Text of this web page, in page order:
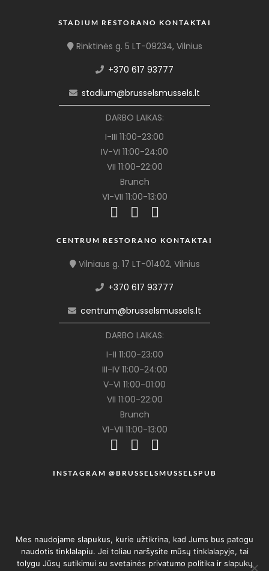
STADIUM RESTORANO KONTAKTAI
Rinktinės g. 5 LT-09234, Vilnius
+370 617 93777
stadium@brusselsmussels.lt
DARBO LAIKAS:
I-III 11:00-23:00
IV-VI 11:00-24:00
VII 11:00-22:00
Brunch
VI-VII 11:00-13:00
CENTRUM RESTORANO KONTAKTAI
Vilniaus g. 17 LT-01402, Vilnius
+370 617 93777
centrum@brusselsmussels.lt
DARBO LAIKAS:
I-II 11:00-23:00
III-IV 11:00-24:00
V-VI 11:00-01:00
VII 11:00-22:00
Brunch
VI-VII 11:00-13:00
INSTAGRAM @BRUSSELSMUSSELSPUB
Mes naudojame slapukus, kurie užtikrina, kad Jums bus patogu
naudotis tinklalapiu. Jei toliau naršysite mūsų tinklalapyje, tai
tolygu Jūsų sutikimui su svetainės privatumo politika ir slapukų